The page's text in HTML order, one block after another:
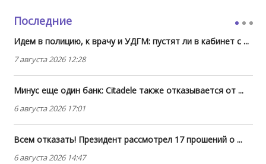
Последние
Идем в полицию, к врачу и УДГМ: пустят ли в кабинет с ...
7 августа 2026 12:28
Минус еще один банк: Citadele также отказывается от ...
6 августа 2026 17:01
Всем отказать! Президент рассмотрел 17 прошений о ...
6 августа 2026 14:47